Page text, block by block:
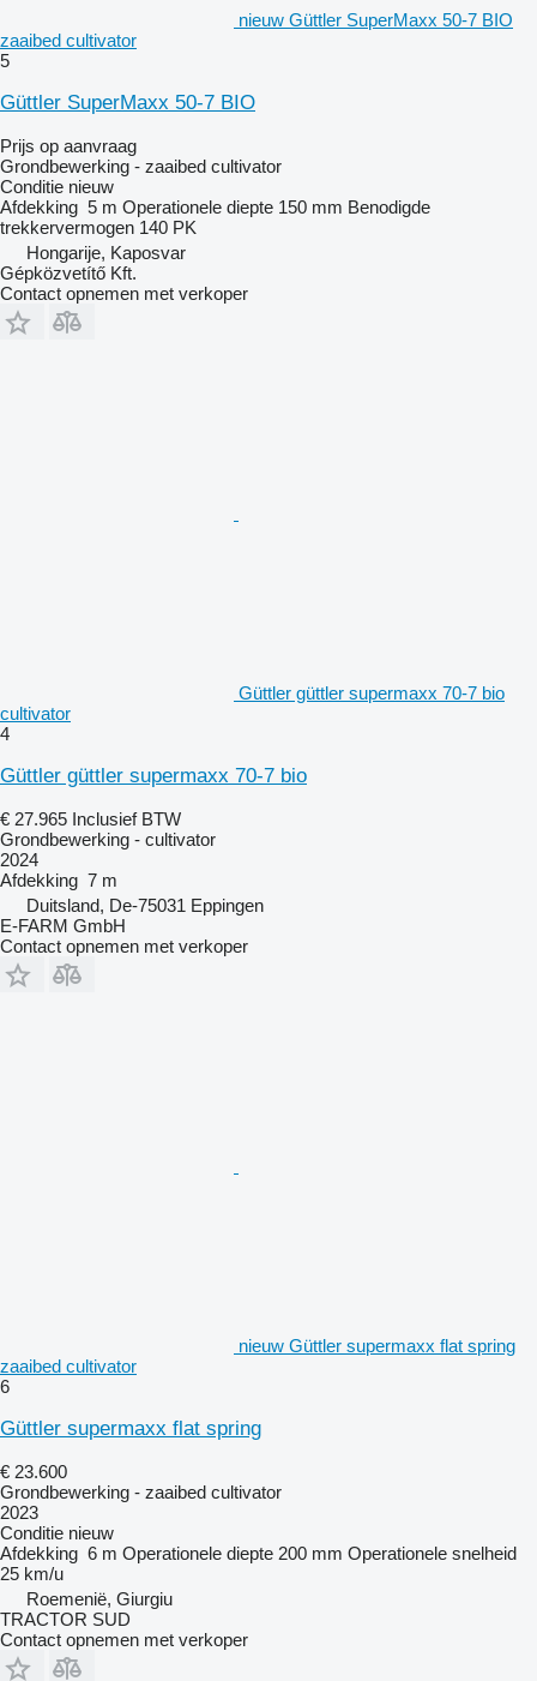
nieuw Güttler SuperMaxx 50-7 BIO
zaaibed cultivator
5
Güttler SuperMaxx 50-7 BIO
Prijs op aanvraag
Grondbewerking - zaaibed cultivator
Conditie nieuw
Afdekking 5 m Operationele diepte 150 mm Benodigde
trekkervermogen 140 PK
Hongarije, Kaposvar
Gépközvetítő Kft.
Contact opnemen met verkoper
Güttler güttler supermaxx 70-7 bio
cultivator
4
Güttler güttler supermaxx 70-7 bio
€ 27.965 Inclusief BTW
Grondbewerking - cultivator
2024
Afdekking 7 m
Duitsland, De-75031 Eppingen
E-FARM GmbH
Contact opnemen met verkoper
nieuw Güttler supermaxx flat spring
zaaibed cultivator
6
Güttler supermaxx flat spring
€ 23.600
Grondbewerking - zaaibed cultivator
2023
Conditie nieuw
Afdekking 6 m Operationele diepte 200 mm Operationele snelheid
25 km/u
Roemenië, Giurgiu
TRACTOR SUD
Contact opnemen met verkoper